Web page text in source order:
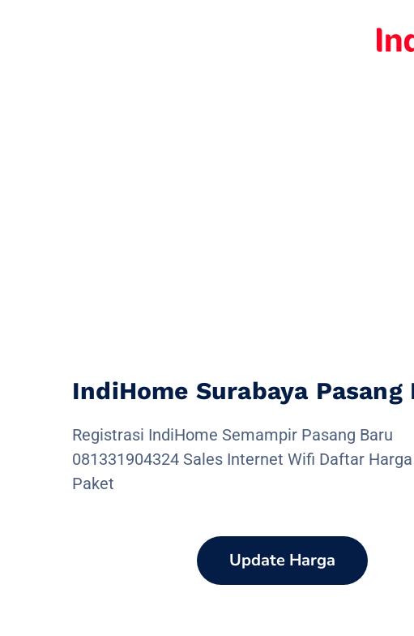
IndiHome Surabaya Pasang
Registrasi IndiHome Semampir Pasang Baru
081331904324 Sales Internet Wifi Daftar
Paket
Update Harga